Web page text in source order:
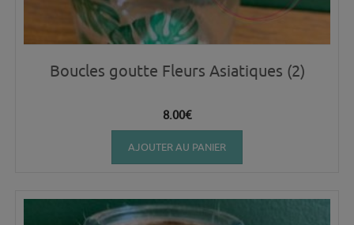
Boucles goutte Fleurs Asiatiques (2)
8.00€
AJOUTER AU PANIER